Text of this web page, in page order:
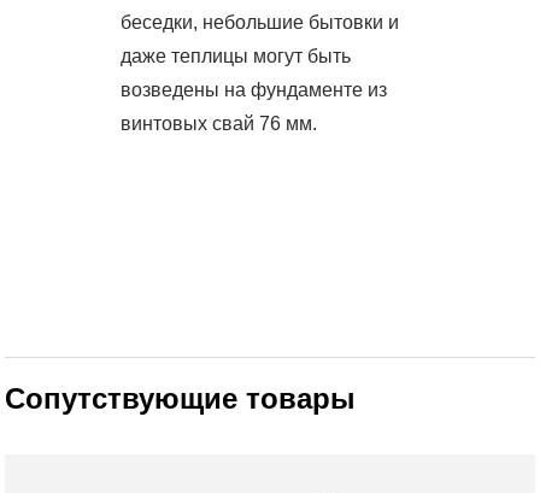
беседки, небольшие бытовки и
даже теплицы могут быть
возведены на фундаменте из
винтовых свай 76 мм.
Сопутствующие товары